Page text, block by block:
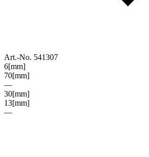
Art.-No. 541307
6[mm]
70[mm]
—
30[mm]
13[mm]
—